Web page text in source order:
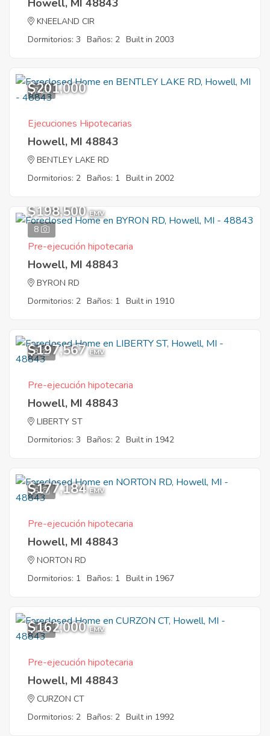
Howell, MI 48843
KNEELAND CIR
Dormitorios: 3 Baños: 2 Built in 2003
7
$201,000
Ejecuciones Hipotecarias
Howell, MI 48843
BENTLEY LAKE RD
Dormitorios: 2 Baños: 1 Built in 2002
8
$198,500 EMV
Pre-ejecución hipotecaria
Howell, MI 48843
BYRON RD
Dormitorios: 2 Baños: 1 Built in 1910
3
$197,567 EMV
Pre-ejecución hipotecaria
Howell, MI 48843
LIBERTY ST
Dormitorios: 3 Baños: 2 Built in 1942
5
$177,184 EMV
Pre-ejecución hipotecaria
Howell, MI 48843
NORTON RD
Dormitorios: 1 Baños: 1 Built in 1967
1
$162,000 EMV
Pre-ejecución hipotecaria
Howell, MI 48843
CURZON CT
Dormitorios: 2 Baños: 2 Built in 1992